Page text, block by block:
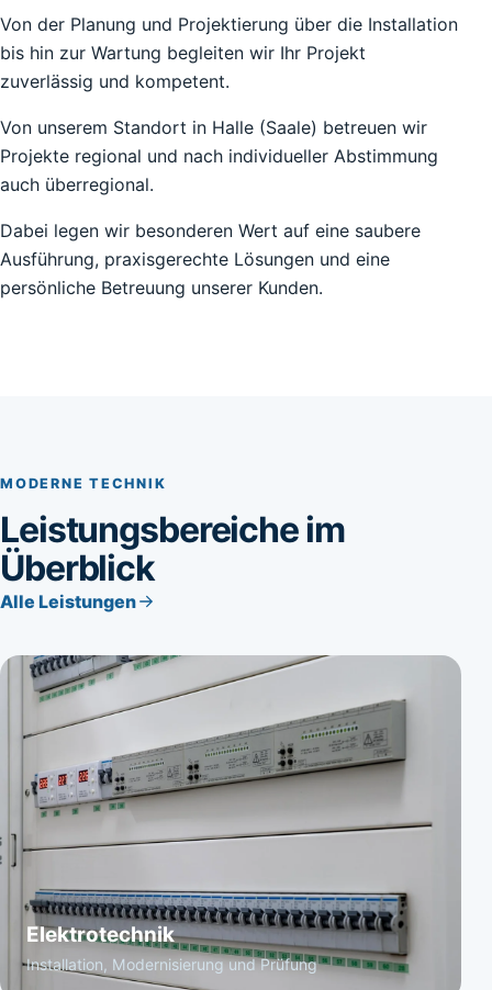
Von der Planung und Projektierung über die Installation
bis hin zur Wartung begleiten wir Ihr Projekt
zuverlässig und kompetent.
Von unserem Standort in Halle (Saale) betreuen wir
Projekte regional und nach individueller Abstimmung
auch überregional.
Dabei legen wir besonderen Wert auf eine saubere
Ausführung, praxisgerechte Lösungen und eine
persönliche Betreuung unserer Kunden.
MODERNE TECHNIK
Leistungsbereiche im
Überblick
Alle Leistungen
Elektrotechnik
Installation, Modernisierung und Prüfung